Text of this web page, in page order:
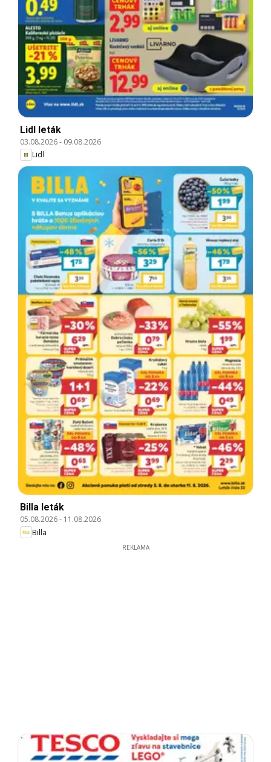
Lidl leták
03.08.2026- 09.08.2026
Lidl
Billa leták
05.08.2026- 11.08.2026
Billa
REKLAMA